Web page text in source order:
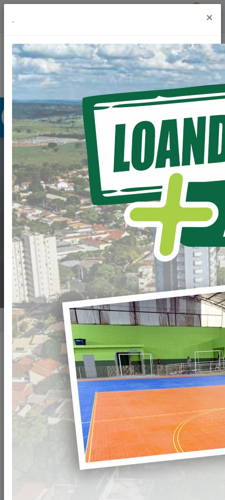
CHAMAMENTO
PÚBLICO PARA FINS
DE
CREDENCIAMENTO
Nº. 019/2022-PML
Home Notícias
Publicado em: 01/09/2022 08:11
Compartilhar
. ×